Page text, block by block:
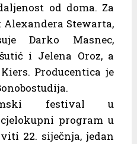
od doma. Za
Stewarta,
Darko Masnec,
i Jelena Oroz, a
Producentica je
festival u
program u
22. siječnja, jedan